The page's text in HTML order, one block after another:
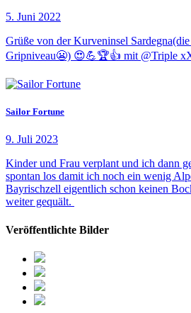
5. Juni 2022
Grüße von der Kurveninsel
Gripniveau😬) 😍💪🏆👍 mit @Triple
Sailor Fortune
9. Juli 2023
Kinder und Frau verplant und ich dann
spontan los damit ich noch ein wenig
Bayrischzell eigentlich schon keinen
weiter gequält.
Veröffentlichte Bilder